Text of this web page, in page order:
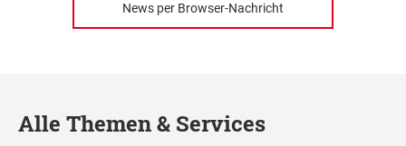
News per Browser-Nachricht
Alle Themen & Services